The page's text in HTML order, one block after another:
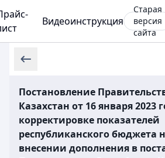
Видеоинструкция
Старая
версия
сайта
Постановление
Казахстан от 16 января 2023
корректировке показателей
республиканского бюджета
внесении дополнения в